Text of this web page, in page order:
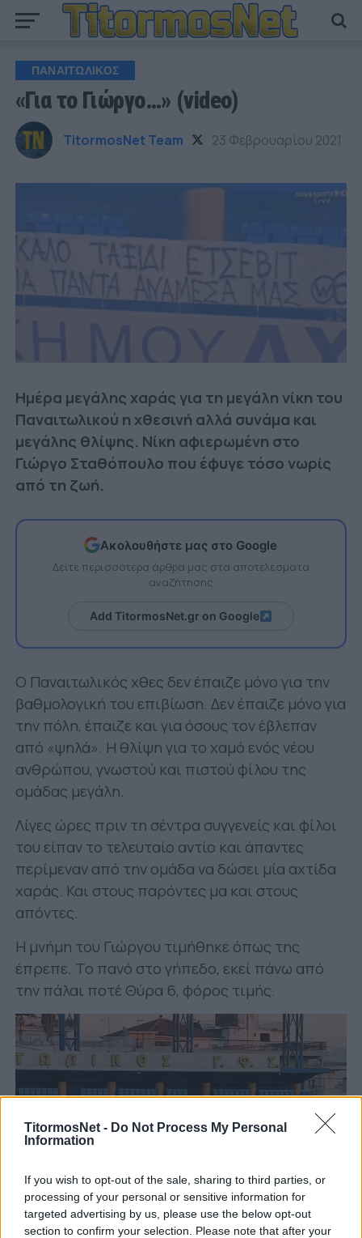
TitormosNet - Do Not Process My Personal
Information
If you wish to opt-out of the sale, sharing to third parties, or
processing of your personal or sensitive information for
targeted advertising by us, please use the below opt-out
section to confirm your selection. Please note that after your
ΠΑΝΑΙΤΩΛΙΚΟΣ
«Για το Γιώργο…» (video)
TitormosNet Team 23 Φεβρουαρίου 2021
Ημέρα μεγάλης χαράς για τη μεγάλη νίκη του
Παναιτωλικού η χθεσινή αλλά συνάμα και
μεγάλης θλίψης. Νίκη αφιερωμένη στο
Γιώργο Σταθόπουλο που έφυγε τόσο νωρίς
από τη ζωή.
Ακολουθήστε μας στο Google
Δείτε περισσότερα άρθρα μας στα αποτελέσματα
αναζήτησης
Add TitormosNet.gr on Google
Ο Παναιτωλικός χθες δεν έπαιζε μόνο για την
βαθμολογική του επιβίωση. Δεν έπαιζε μόνο για
την πόλη, έπαιζε και για όσους τον έβλεπαν
από «ψηλά». Η θλίψη για το χαμό ενός νέου
ανθρώπου, γνωστού και πιστού φίλου της
ομάδας μεγάλη.
Λίγες ώρες πριν τη σέντρα συγγενείς και φίλοι
του είπαν το τελευταίο αντίο και άπαντες
περίμεναν από την ομάδα να δώσει μία αχτίδα
χαράς. Και στους παρόντες μα και στους
απόντες.
Η μνήμη του Γιώργου τιμήθηκε όπως της
έπρεπε. Το πανό στο γήπεδο, εκεί πάνω από
την πάλαι ποτέ Θύρα 6, φόρος τιμής.